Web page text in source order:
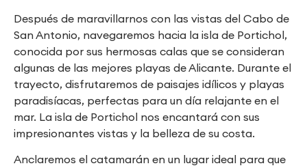
Después de maravillarnos con las vistas del Cabo de
San Antonio, navegaremos hacia la isla de Portichol,
conocida por sus hermosas calas que se consideran
algunas de las mejores playas de Alicante. Durante el
trayecto, disfrutaremos de paisajes idílicos y playas
paradisíacas, perfectas para un día relajante en el
mar. La isla de Portichol nos encantará con sus
impresionantes vistas y la belleza de su costa.
Anclaremos el catamarán en un lugar ideal para que